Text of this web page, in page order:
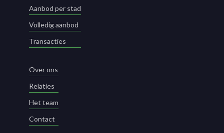
Aanbod per stad
Volledig aanbod
Transacties
Over ons
Relaties
Het team
Contact